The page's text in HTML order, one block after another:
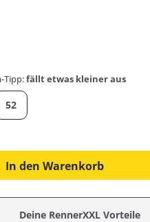
Tipp:fällt etwas kleiner aus
52
In den Warenkorb
Deine RennerXXL Vorteile